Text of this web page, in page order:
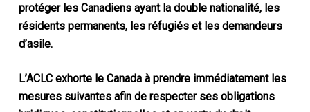
protéger les Canadiens ayant la double nationalité, les
résidents permanents, les réfugiés et les demandeurs
d’asile.
L’ACLC exhorte le Canada à prendre immédiatement les
mesures suivantes afin de respecter ses obligations